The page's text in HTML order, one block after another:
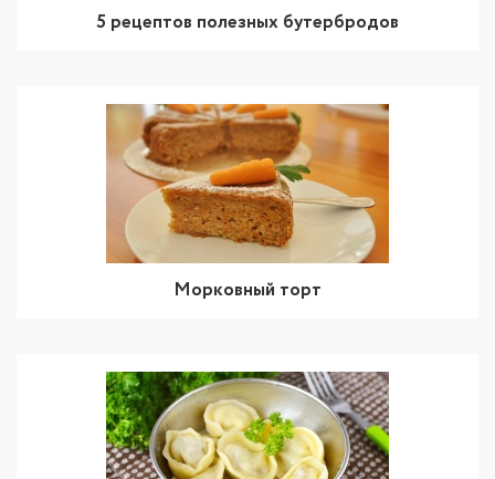
5 рецептов полезных бутербродов
Морковный торт